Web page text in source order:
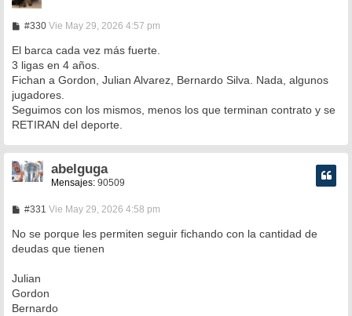
#330M
n
a
e
Vie May 29, 2026 4:57 pm
El barca cada vez más fuerte.
3 ligas en 4 años.
Fichan a Gordon, Julian Alvarez, Bernardo Silva. Nada, algunos
jugadores.
Seguimos con los mismos, menos los que terminan contrato y se
RETIRAN del deporte.
abelguga
Mensajes: 90509
#331 M
n
s
a
Vie May 29, 2026 4:58 pm
No se porque les permiten seguir fichando con la cantidad de
deudas que tienen
Julian
Gordon
Bernardo